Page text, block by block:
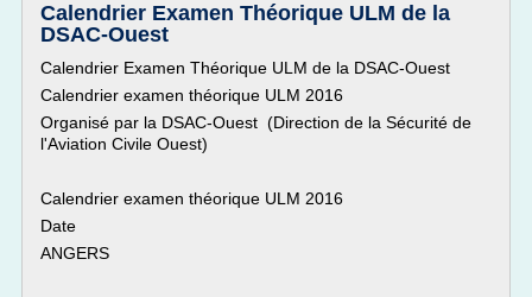
Calendrier Examen Théorique ULM de la
DSAC-Ouest
Calendrier Examen Théorique ULM de la DSAC-Ouest
Calendrier examen théorique ULM 2016
Organisé par la DSAC-Ouest (Direction de la Sécurité de
l'Aviation Civile Ouest)
Calendrier examen théorique ULM 2016
Date
ANGERS